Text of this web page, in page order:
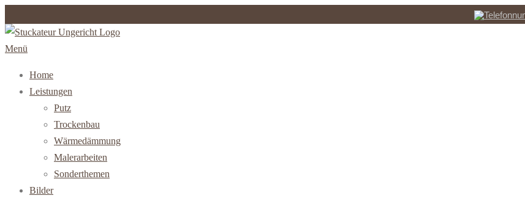
Zum
Inhalt
Menü
Home
Leistungen
Putz
Trockenbau
Wärmedämmung
Malerarbeiten
Sonderthemen
Bilder